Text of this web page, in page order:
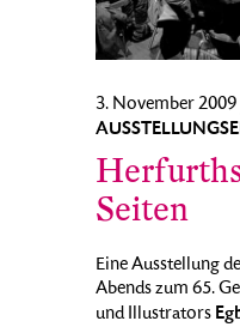
3. November
Seiten
Eine Ausstellung
Abends zum 65.
und Illustrators